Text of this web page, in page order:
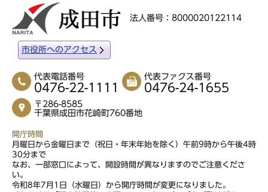
法人番号：8000020122114
市役所へのアクセス
代表電話番号
0476-22-1111
代表ファクス番号
0476-24-1655
〒286-8585
千葉県成田市花崎町760番地
開庁時間
月曜日から金曜日まで（祝日・年末年始を除く）午前9時から午後4時
30分まで
なお、一部窓口によって、開設時間が異なりますのでご注意くださ
い。
令和8年7月1日（水曜日）から開庁時間が変更になりました。